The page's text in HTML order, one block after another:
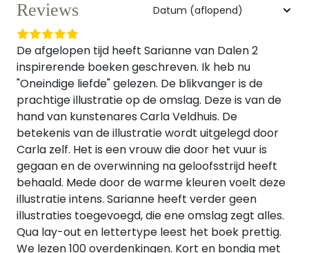
Reviews
De afgelopen tijd heeft Sarianne van Dalen 2
inspirerende boeken geschreven. Ik heb nu
"Oneindige liefde" gelezen. De blikvanger is de
prachtige illustratie op de omslag. Deze is van de
hand van kunstenares Carla Veldhuis. De
betekenis van de illustratie wordt uitgelegd door
Carla zelf. Het is een vrouw die door het vuur is
gegaan en de overwinning na geloofsstrijd heeft
behaald. Mede door de warme kleuren voelt deze
illustratie intens. Sarianne heeft verder geen
illustraties toegevoegd, die ene omslag zegt alles.
Qua lay-out en lettertype leest het boek prettig.
We lezen 100 overdenkingen. Kort en bondig met